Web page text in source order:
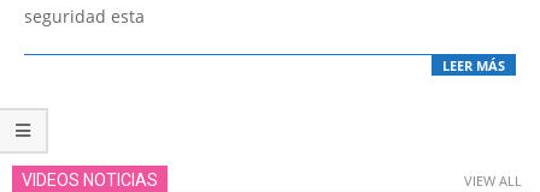
seguridad esta
LEER MÁS
VIDEOS NOTICIAS VIEW ALL